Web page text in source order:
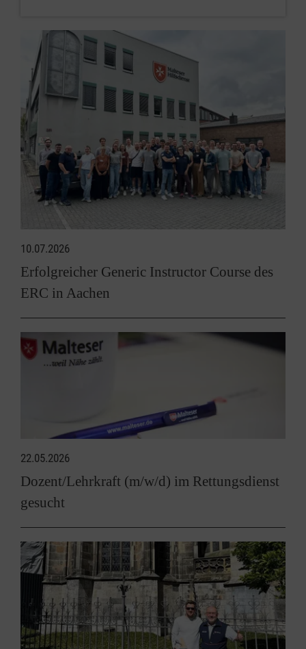
10.07.2026
Erfolgreicher Generic Instructor Course des
ERC in Aachen
22.05.2026
Dozent/Lehrkraft (m/w/d) im Rettungsdienst
gesucht